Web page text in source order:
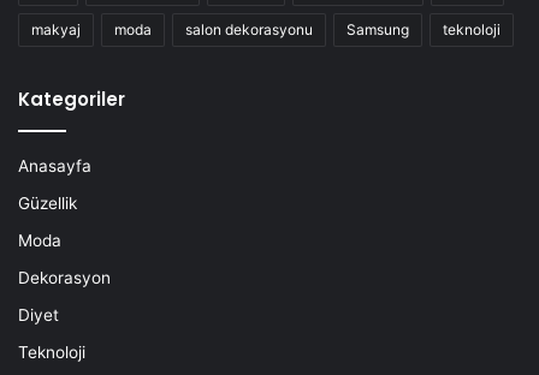
makyaj moda salon dekorasyonu Samsung teknoloji
Kategoriler
Anasayfa
Güzellik
Moda
Dekorasyon
Diyet
Teknoloji